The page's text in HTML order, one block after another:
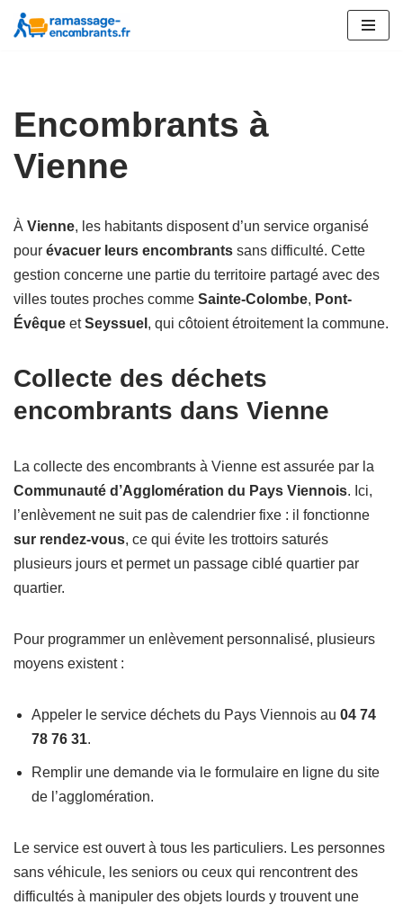
Encombrants à
Vienne
À Vienne, les habitants disposent d’un service organisé
pour évacuer leurs encombrants sans difficulté. Cette
gestion concerne une partie du territoire partagé avec des
villes toutes proches comme Sainte-Colombe, Pont-
Évêque etSeyssuel , qui côtoient étroitement la commune.
Collecte des déchets
encombrants dans Vienne
La collecte des encombrants à Vienne est assurée par la
Communauté d’Agglomération du Pays Viennois. Ici,
l’enlèvement ne suit pas de calendrier fixe : il fonctionne
sur rendez-vous, ce qui évite les trottoirs saturés
plusieurs jours et permet un passage ciblé quartier par
quartier.
Pour programmer un enlèvement personnalisé, plusieurs
moyens existent :
Appeler le service déchets du Pays Viennois au 04 74
78 76 31.
Remplir une demande via le formulaire en ligne du site
de l’agglomération.
Le service est ouvert à tous les particuliers. Les personnes
sans véhicule, les seniors ou ceux qui rencontrent des
difficultés à manipuler des objets lourds y trouvent une